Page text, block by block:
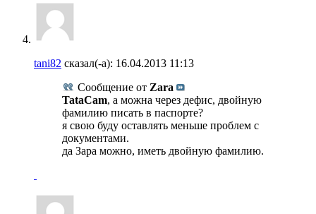
tani82 сказал(-а): 16.04.2013 11:13
Сообщение от Zara
TataCam, а можна через дефис, двойную
фамилию писать в паспорте?
я свою буду оставлять меньше проблем с
документами.
да Зара можно, иметь двойную фамилию.